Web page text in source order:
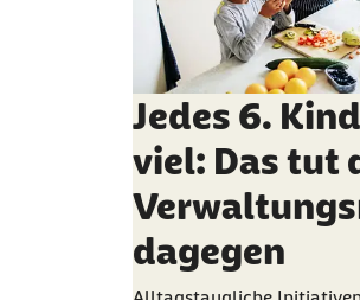
Jedes 6.
viel: Das tut
dagegen